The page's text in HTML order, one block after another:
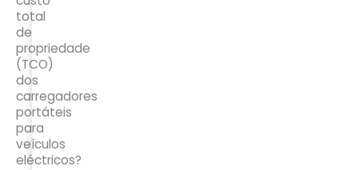
total
de
propriedade
(TCO)
dos
carregadores
portáteis
para
veículos
eléctricos?